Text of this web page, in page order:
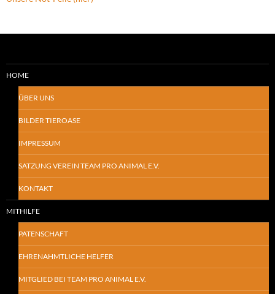
HOME
ÜBER UNS
BILDER TIEROASE
IMPRESSUM
SATZUNG VEREIN TEAM PRO ANIMAL E.V.
KONTAKT
MITHILFE
PATENSCHAFT
EHRENAHMTLICHE HELFER
MITGLIED BEI TEAM PRO ANIMAL E.V.